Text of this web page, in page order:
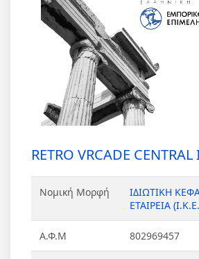
RETRO VRCADE CENTRAL
Νομική Μορφή
ΙΔΙΩΤΙΚΗ
ΕΤΑΙΡΕΙΑ
Α.Φ.Μ 802969457